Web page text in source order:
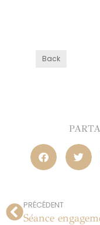
Back
PRÉCÉDENT